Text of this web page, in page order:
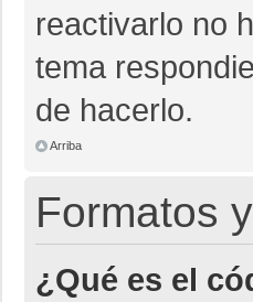
reactivarlo no
tema
de hacerlo.
Arriba
Formatos
¿Qué es el